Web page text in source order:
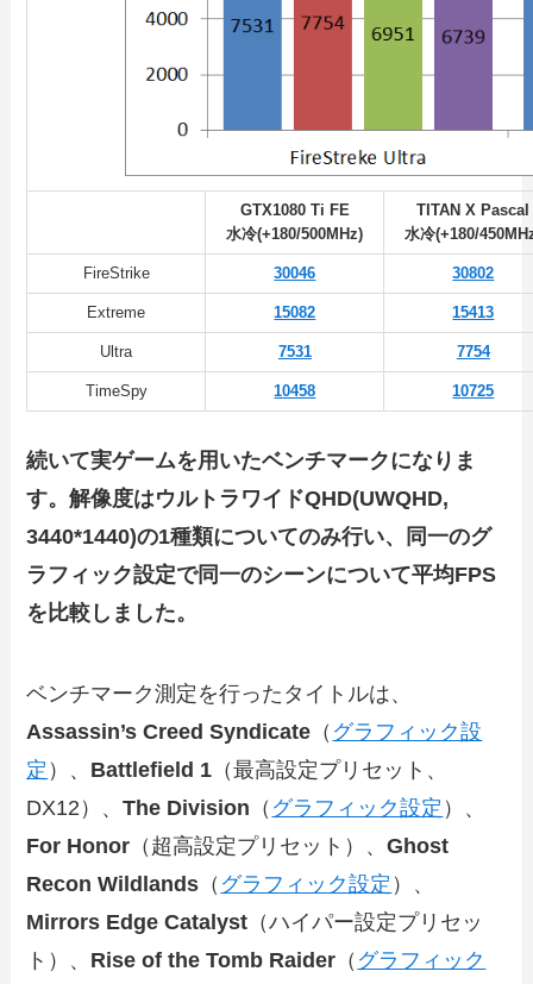
GTX1080 Ti FE
水冷(+180/500MHz)
TITAN X Pascal
水冷(+180/
FireStrike 30046 30802
Extreme 15082 15413
Ultra 7531 7754
TimeSpy 10458 10725
続いて実ゲームを用いたベンチマークになりま
す。解像度はウルトラワイドQHD(UWQHD,
3440*1440)の1種類についてのみ行い、同一のグ
ラフィック設定で同一のシーンについて平均FPS
を比較しました。
ベンチマーク測定を行ったタイトルは、
Assassin’s Creed Syndicate （ グラフィック設
定 ）、 Battlefield 1 （最高設定プリセット、
DX12）、The Division （ グラフィック設定 ）、
For Honor （超高設定プリセット）、Ghost
Recon Wildlands （ グラフィック設定 ）、
Mirrors Edge Catalyst （ハイパー設定プリセッ
ト）、 Rise of the Tomb Raider （ グラフィック